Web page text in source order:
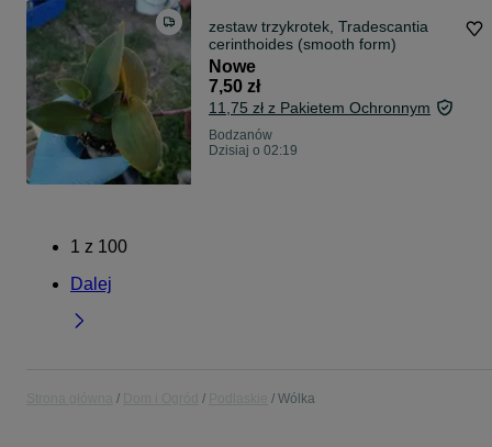
zestaw trzykrotek, Tradescantia
cerinthoides (smooth form)
Nowe
7,50 zł
11,75 zł z Pakietem Ochronnym
Bodzanów
Dzisiaj o 02:19
1 z 100
Dalej
Wólka